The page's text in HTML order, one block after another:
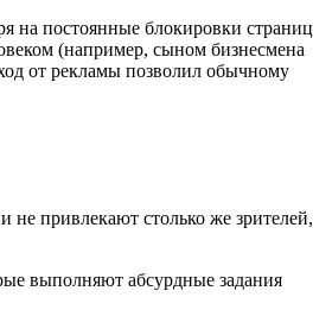
на постоянные блокировки страниц
(например, сыном бизнесмена
от рекламы позволил обычному
не привлекают столько же зрителей,
выполняют абсурдные задания